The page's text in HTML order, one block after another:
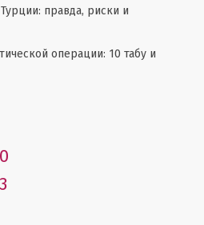
правда, риски и
операции: 10 табу и